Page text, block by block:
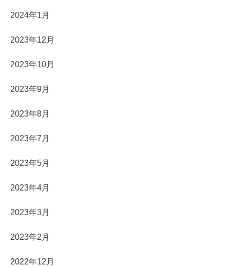
2024年1月
2023年12月
2023年10月
2023年9月
2023年8月
2023年7月
2023年5月
2023年4月
2023年3月
2023年2月
2022年12月